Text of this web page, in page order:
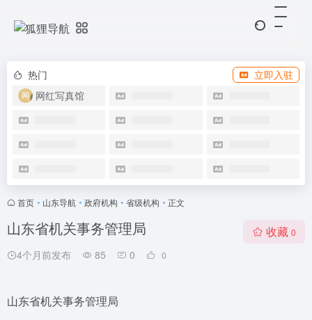
热门
立即入驻
网红写真馆
首页 • 山东导航 • 政府机构 • 省级机构 • 正文
山东省机关事务管理局
4个月前发布 85 0 0
收藏 0
山东省机关事务管理局